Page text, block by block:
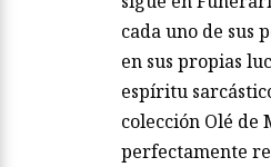
cada uno de sus
en sus propias
espíritu
colección Olé de
perfectamente